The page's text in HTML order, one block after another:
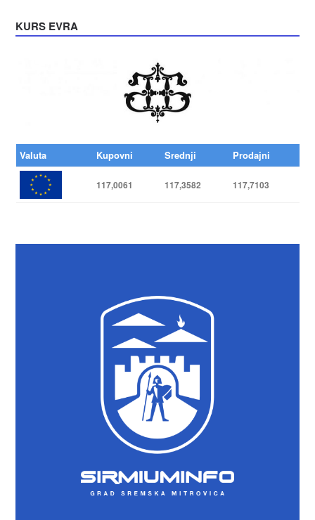
KURS EVRA
Valuta Kupovni Srednji Prodajni
117,0061 117,3582 117,7103